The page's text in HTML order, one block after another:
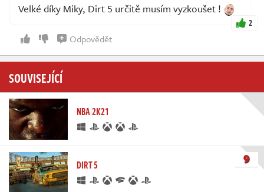
Velké díky Miky, Dirt 5 určitě musím vyzkoušet !
2
Odpovědět
SOUVISEJÍCÍ
NBA 2K21
DIRT 5 9